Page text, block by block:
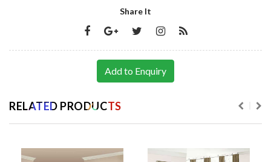
Share It
Add to Enquiry
RELATED PRODUCTS